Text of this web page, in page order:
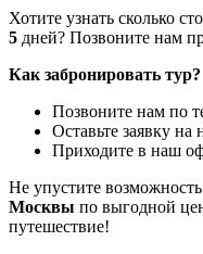
Хотите узнать сколько
5 дней? Позвоните нам
Как забронировать тур?
Позвоните нам по
Оставьте заявку на
Приходите в наш
Не упустите возможность
Москвы по выгодной
путешествие!